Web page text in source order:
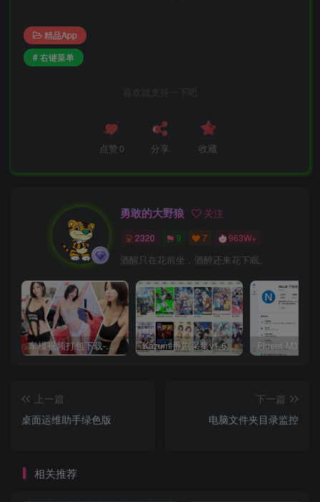
精品App
# 右键菜单
喜欢就支持一下吧
点赞 0 分享 收藏
勇敢的大野狼 关注
2320 9 7 963W+
酒醒只在花前坐，酒醉还来花下眠。
车模视频打包下载-高清无水印版 Kazumi番剧采集v1.6.9：支持自定义规则+在线观看+弹幕，跨平台下载
上一篇
桌面运维助手绿色版
下一篇
电脑文件夹目录监控
相关推荐